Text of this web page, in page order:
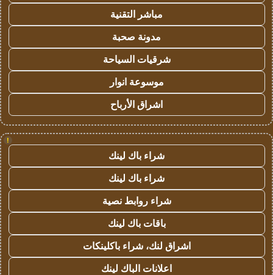
مباشر التقنية
مدونة صحبة
شرقيات السياحة
موسوعة انوار
اشراق الأرباح
!
شراء باك لينك
شراء باك لينك
شراء روابط نصية
باقات باك لينك
اشراق لنك، شراء باكلينكات
اعلانات الباك لينك